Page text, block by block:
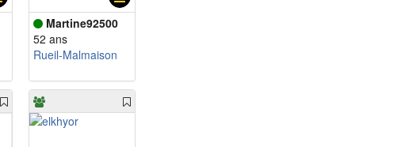
Martine92500
52 ans
Rueil-Malmaison